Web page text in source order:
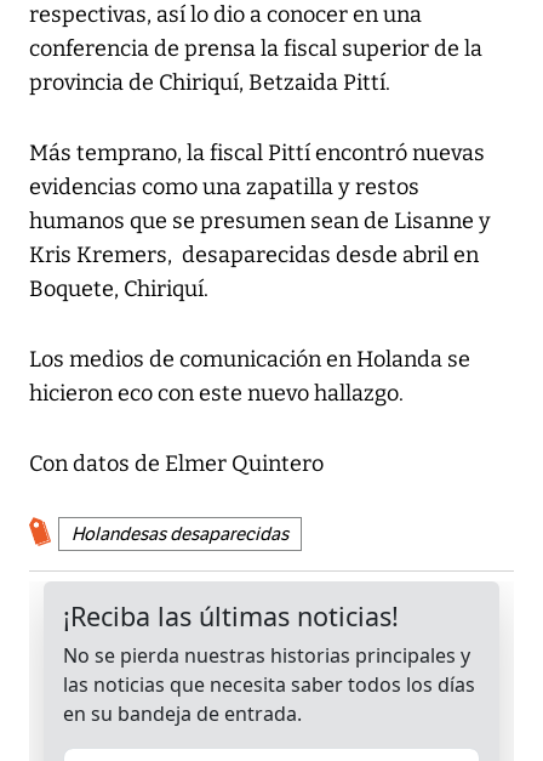
respectivas, así lo dio a conocer en una
conferencia de prensa la fiscal superior de la
provincia de Chiriquí, Betzaida Pittí.
Más temprano, la fiscal Pittí encontró nuevas
evidencias como una zapatilla y restos
humanos que se presumen sean de Lisanne y
Kris Kremers, desaparecidas desde abril en
Boquete, Chiriquí.
Los medios de comunicación en Holanda se
hicieron eco con este nuevo hallazgo.
Con datos de Elmer Quintero
Holandesas desaparecidas